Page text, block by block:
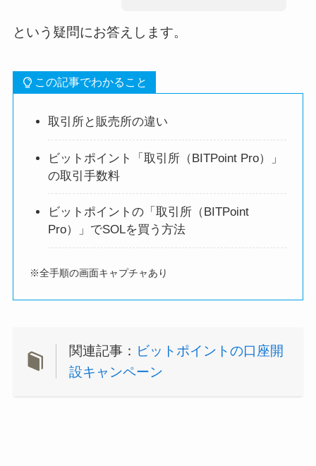
という疑問にお答えします。
この記事でわかること
取引所と販売所の違い
ビットポイント「取引所（BITPoint Pro）」
の取引手数料
ビットポイントの「取引所（BITPoint
Pro）」でSOLを買う方法
※全手順の画面キャプチャあり
関連記事： ビットポイントの口座開
設キャンペーン